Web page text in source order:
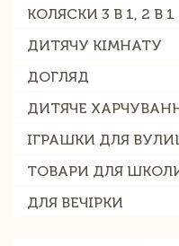
КОЛЯСКИ 3 В 1, 2 В 1
ДИТЯЧУ КІМНАТУ
ДОГЛЯД
ДИТЯЧЕ
ІГРАШКИ ДЛЯ
ТОВАРИ ДЛЯ
ДЛЯ ВЕЧІРКИ